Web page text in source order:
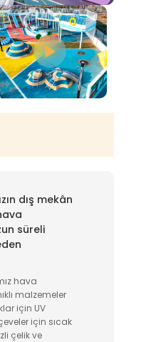
dış mekân
süreli
hava
malzemeler
için UV
için sıcak
çelik ve